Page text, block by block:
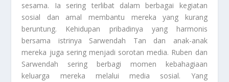
sesama. Ia sering terlibat dalam berbagai kegiatan
sosial dan amal membantu mereka yang kurang
beruntung. Kehidupan pribadinya yang harmonis
bersama istrinya Sarwendah Tan dan anak-anak
mereka juga sering menjadi sorotan media. Ruben dan
Sarwendah sering berbagi momen kebahagiaan
keluarga mereka melalui media sosial. Yang